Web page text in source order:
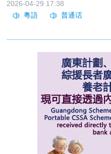
2026-04-29 17:38